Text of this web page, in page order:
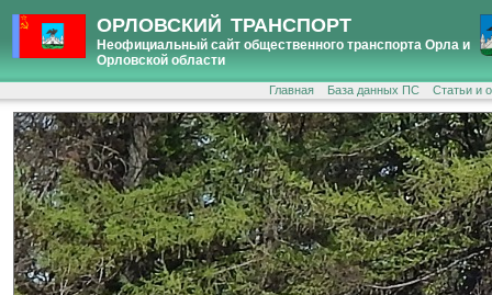
ОРЛОВСКИЙ ТРАНСПОРТ
Неофициальный сайт общественного транспорта Орла и
Орловской области
Главная База данных ПС Статьи и